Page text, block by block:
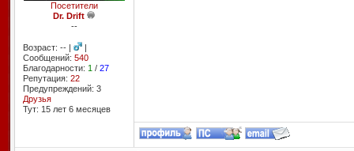
Посетители
Dr. Drift
--
Возраст: -- |
|
Сообщений: 540
Благодарности: 1 / 27
Репутация: 22
Предупреждений: 3
Друзья
Тут: 15 лет 6 месяцев